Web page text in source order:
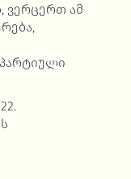
ვერცერთ ამ